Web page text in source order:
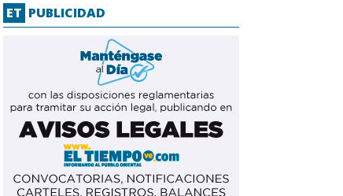
ET PUBLICIDAD